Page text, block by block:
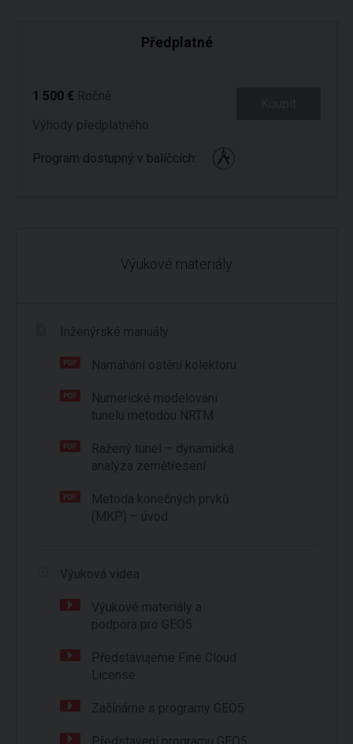
Předplatné
1 500 €
Program dostupný v balíčcích:
Výukové materiály
Inženýrské manuály
Namáhání ostění kolektoru
Numerické modelování
tunelu metodou NRTM
Ražený tunel – dynamická
analýza zemětřesení
Metoda konečných prvků
(MKP) – úvod
Výuková videa
Výukové materiály a
podpora pro GEO5
Představujeme Fine Cloud
License
Začínáme s programy GEO5